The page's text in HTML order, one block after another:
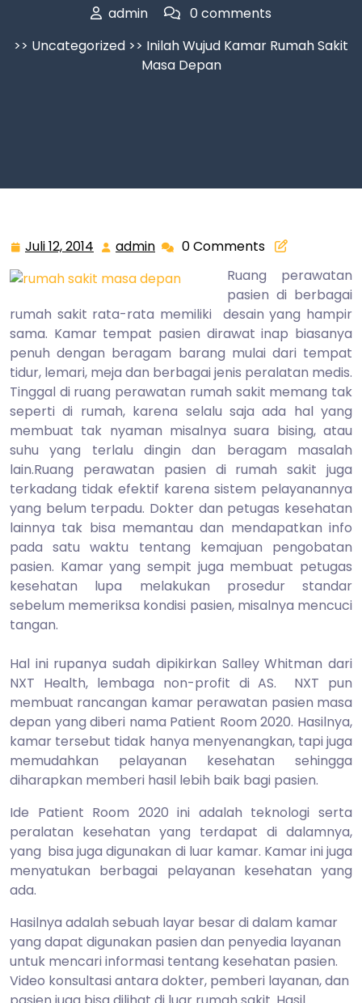
admin
0 comments
>> Uncategorized >> Inilah Wujud Kamar Rumah Sakit
Masa Depan
Juli 12, 2014 Juli
2014
admin admin0 Comments
Ruang perawatan
pasien di berbagai
rumah sakit rata-rata memiliki desain yang hampir
sama. Kamar tempat pasien dirawat inap biasanya
penuh dengan beragam barang mulai dari tempat
tidur, lemari, meja dan berbagai jenis peralatan medis.
Tinggal di ruang perawatan rumah sakit memang tak
seperti di rumah, karena selalu saja ada hal yang
membuat tak nyaman misalnya suara bising, atau
suhu yang terlalu dingin dan beragam masalah
lain.Ruang perawatan pasien di rumah sakit juga
terkadang tidak efektif karena sistem pelayanannya
yang belum terpadu. Dokter dan petugas kesehatan
lainnya tak bisa memantau dan mendapatkan info
pada satu waktu tentang kemajuan pengobatan
pasien. Kamar yang sempit juga membuat petugas
kesehatan lupa melakukan prosedur standar
sebelum memeriksa kondisi pasien, misalnya mencuci
tangan.
Hal ini rupanya sudah dipikirkan Salley Whitman dari
NXT Health, lembaga non-profit di AS. NXT pun
membuat rancangan kamar perawatan pasien masa
depan yang diberi nama Patient Room 2020. Hasilnya,
kamar tersebut tidak hanya menyenangkan, tapi juga
memudahkan pelayanan kesehatan sehingga
diharapkan memberi hasil lebih baik bagi pasien.
Ide Patient Room 2020 ini adalah teknologi serta
peralatan kesehatan yang terdapat di dalamnya,
yang bisa juga digunakan di luar kamar. Kamar ini juga
menyatukan berbagai pelayanan kesehatan yang
ada.
Hasilnya adalah sebuah layar besar di dalam kamar
yang dapat digunakan pasien dan penyedia layanan
untuk mencari informasi tentang kesehatan pasien.
Video konsultasi antara dokter, pemberi layanan, dan